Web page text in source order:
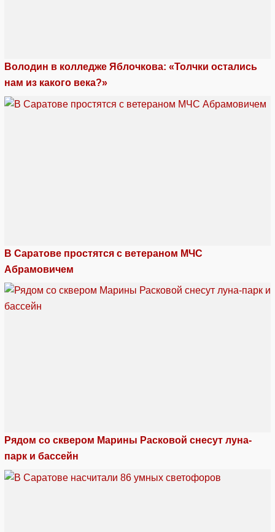
Володин в колледже Яблочкова: «Толчки остались
нам из какого века?»
В Саратове простятся с ветераном МЧС
Абрамовичем
Рядом со сквером Марины Расковой снесут луна-
парк и бассейн